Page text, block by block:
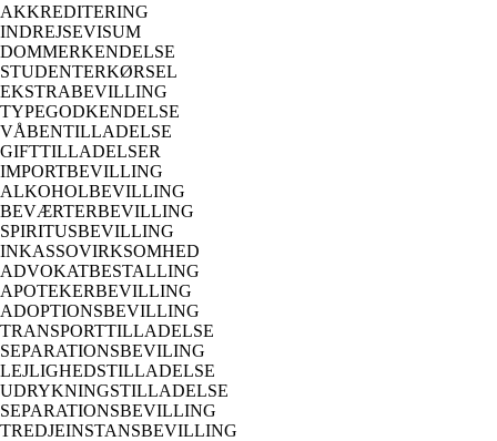
AKKREDITERING
INDREJSEVISUM
DOMMERKENDELSE
STUDENTERKØRSEL
EKSTRABEVILLING
TYPEGODKENDELSE
VÅBENTILLADELSE
GIFTTILLADELSER
IMPORTBEVILLING
ALKOHOLBEVILLING
BEVÆRTERBEVILLING
SPIRITUSBEVILLING
INKASSOVIRKSOMHED
ADVOKATBESTALLING
APOTEKERBEVILLING
ADOPTIONSBEVILLING
TRANSPORTTILLADELSE
SEPARATIONSBEVILING
LEJLIGHEDSTILLADELSE
UDRYKNINGSTILLADELSE
SEPARATIONSBEVILLING
TREDJEINSTANSBEVILLING